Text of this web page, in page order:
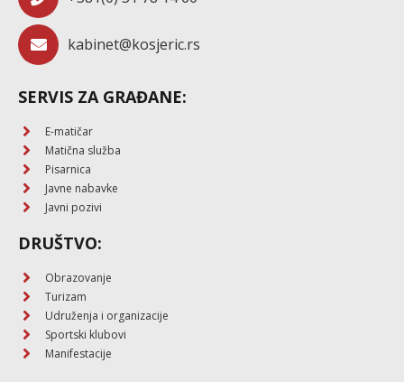
kabinet@kosjeric.rs
SERVIS ZA GRAĐANE:
E-matičar
Matična služba
Pisarnica
Javne nabavke
Javni pozivi
DRUŠTVO:
Obrazovanje
Turizam
Udruženja i organizacije
Sportski klubovi
Manifestacije